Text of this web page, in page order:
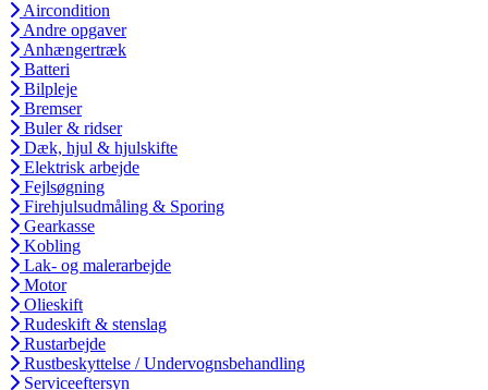
Aircondition
Andre opgaver
Anhængertræk
Batteri
Bilpleje
Bremser
Buler & ridser
Dæk, hjul & hjulskifte
Elektrisk arbejde
Fejlsøgning
Firehjulsudmåling & Sporing
Gearkasse
Kobling
Lak- og malerarbejde
Motor
Olieskift
Rudeskift & stenslag
Rustarbejde
Rustbeskyttelse / Undervognsbehandling
Serviceeftersyn